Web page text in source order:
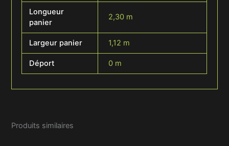
Longueur
panier
2,30 m
Largeur panier 1,12 m
Déport 0 m
Produits similaires